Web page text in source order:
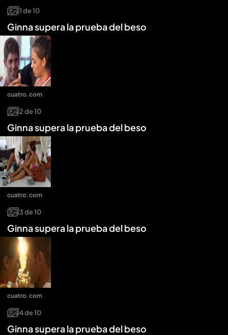
1de10
Ginna supera la prueba del beso
2de10
Ginna supera la prueba del beso
cuatro.com
3de10
Ginna supera la prueba del beso
cuatro.com
4de10
Ginna supera la prueba del beso
cuatro.com